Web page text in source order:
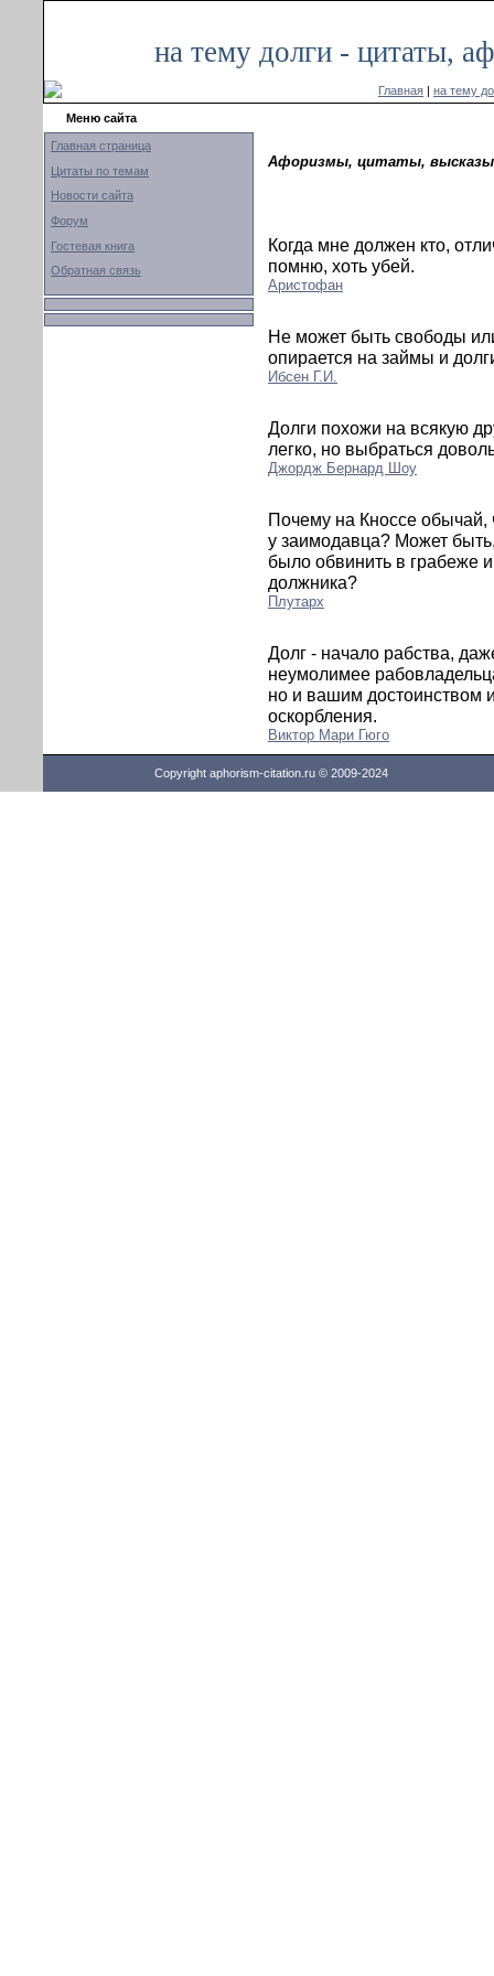
на тему долги - цитаты,
Главная | на тему
Меню сайта
Главная страница
Цитаты по темам
Новости сайта
Форум
Гостевая книга
Обратная связь
Афоризмы, цитаты,
Когда мне должен кто,
помню, хоть убей.
Аристофан
Не может быть свободы
опирается на займы и
Ибсен Г.И.
Долги похожи на всякую
легко, но выбраться
Джордж Бернард Шоу
Почему на Кноссе
у заимодавца? Может
было обвинить в грабеже
должника?
Плутарх
Долг - начало рабства,
неумолимее
но и вашим достоинством
оскорбления.
Виктор Мари Гюго
Copyright aphorism-citation.ru © 2009-2024